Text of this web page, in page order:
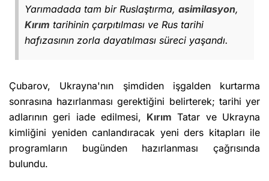
Yarımadada tam bir Ruslaştırma, asimilasyon,
Kırım tarihinin çarpıtılması ve Rus tarihi
hafızasının zorla dayatılması süreci yaşandı.
Çubarov, Ukrayna'nın şimdiden işgalden kurtarma
sonrasına hazırlanması gerektiğini belirterek; tarihi yer
adlarının geri iade edilmesi, Kırım Tatar ve Ukrayna
kimliğini yeniden canlandıracak yeni ders kitapları ile
programların bugünden hazırlanması çağrısında
bulundu.